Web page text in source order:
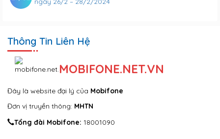
Thông Tin Liên Hệ
MOBIFONE.NET.VN
Đây là website đại lý của Mobifone
Đơn vị truyền thông: MHTN
Tổng đài Mobifone: 18001090